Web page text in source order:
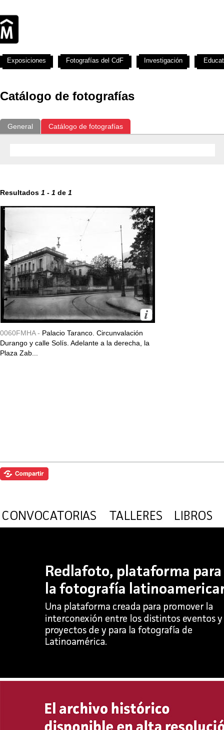
Catálogo de fotografías
General Catálogo de fotografías
Resultados 1 - 1 de 1
0060FMHA - Palacio Taranco. Circunvalación
Durango y calle Solís. Adelante a la derecha, la
Plaza Zab...
Exposiciones Fotografías del CdF Investigación